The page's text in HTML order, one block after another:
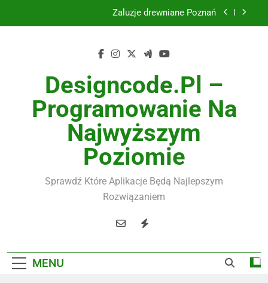
Żaluzje drewniane Poznań
Utylizacja odpadów Lublin
Żaluzje drewniane Poznań
Instalacje elektryczne Gdańsk
Designcode.pl –
Programowanie Na
Najwyższym
Poziomie
Sprawdź Które Aplikacje Będą Najlepszym
Rozwiązaniem
MENU